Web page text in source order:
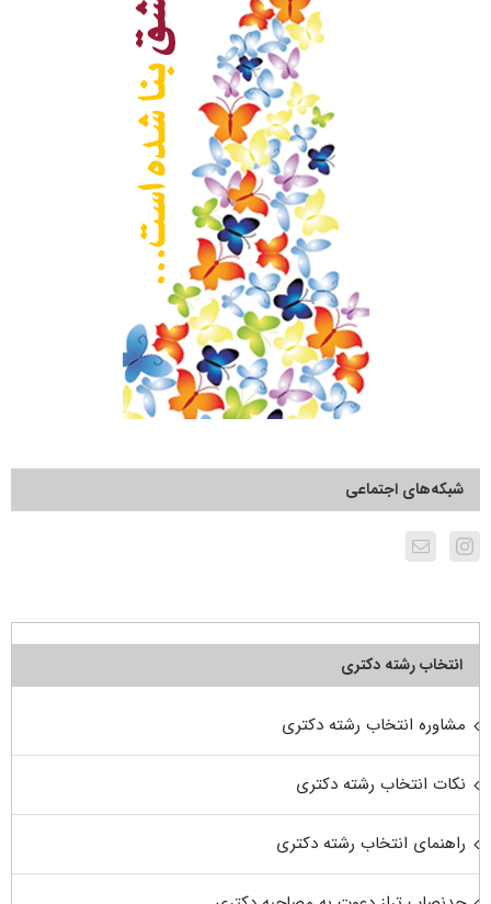
شبکه‌های اجتماعی
انتخاب رشته دکتری
مشاوره انتخاب رشته دکتری
نکات انتخاب رشته دکتری
راهنمای انتخاب رشته دکتری